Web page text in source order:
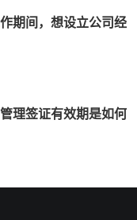
期间，想设立公司经
理签证有效期是如何